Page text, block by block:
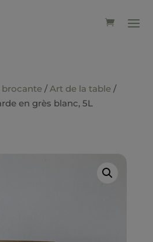
brocante/Art de la table/
en grès blanc, 5L